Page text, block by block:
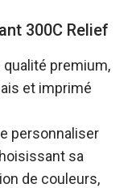
300C Relief
premium,
et imprimé
personnaliser
sa
de couleurs,